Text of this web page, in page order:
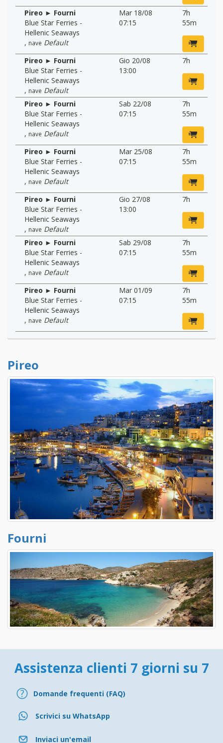
Pireo ► Fourni
Blue Star Ferries -
Hellenic Seaways
, nave Default
Mar 18/08
07:15
7h
55m
Pireo ► Fourni
Blue Star Ferries -
Hellenic Seaways
, nave Default
Gio 20/08
13:00
7h
Pireo ► Fourni
Blue Star Ferries -
Hellenic Seaways
, nave Default
Sab 22/08
07:15
7h
55m
Pireo ► Fourni
Blue Star Ferries -
Hellenic Seaways
, nave Default
Mar 25/08
07:15
7h
55m
Pireo ► Fourni
Blue Star Ferries -
Hellenic Seaways
, nave Default
Gio 27/08
13:00
7h
Pireo ► Fourni
Blue Star Ferries -
Hellenic Seaways
, nave Default
Sab 29/08
07:15
7h
55m
Pireo ► Fourni
Blue Star Ferries -
Hellenic Seaways
, nave Default
Mar 01/09
07:15
7h
55m
Pireo
Fourni
Assistenza clienti 7 giorni su 7
Domande frequenti (FAQ)
Scrivici su WhatsApp
Inviaci un'email